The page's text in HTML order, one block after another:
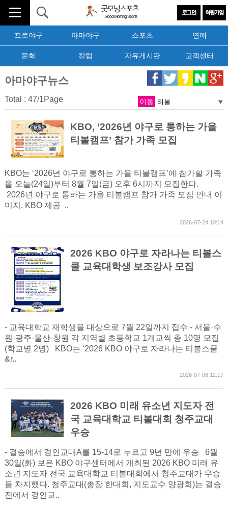
프로야구 아마야구 스포츠 연예
문화 칼럼 자유게시판 고객센터
아마야구뉴스
Total : 47/1Page 이동
KBO, ‘2026년 야구로 통하는 가을
티볼캠프’ 참가 가족 모집
KBO는 ‘2026년 야구로 통하는 가을 티볼캠프’에 참가할 가족
을 오늘(24일)부터 8월 7일(금) 오후 6시까지 모집한다.
2026년 야구로 통하는 가을 티볼캠프 참가 가족 모집 안내 이
미지. KBO 제공 ..
2026-07-24 10:14
2026 KBO 야구로 자라나는 티볼스
쿨 교육대학생 보조강사 모집
- 교육대학교 재학생을 대상으로 7월 22일까지 접수 - 서울·수
원·광주·울산·창원 각 지역별 초등학교 1개교씩 총 10명 모집
(학교별 2명) KBO는 ‘2026 KBO 야구로 자라나는 티볼스쿨
&r..
2026-07-08 12:17
2026 KBO 미래 유소년 지도자 전
국 교육대학교 티볼대회 청주교대
우승
- 결승에서 경인교대A를 15-14로 누르고 9년 만에 우승 6월
30일(화) 보은 KBO 야구센터에서 개최된 2026 KBO 미래 유
소년 지도자 전국 교육대학교 티볼대회에서 청주교대가 우승
을 차지했다. 청주교대(총장 한대희, 지도교수 양광희)는 결승
전에서 경인교..